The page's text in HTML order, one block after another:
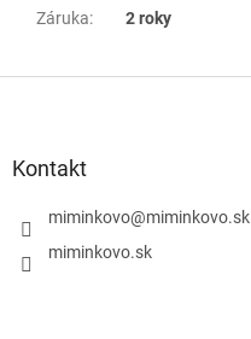
Záruka: 2 roky
Kontakt
miminkovo@miminkovo.sk
miminkovo.sk